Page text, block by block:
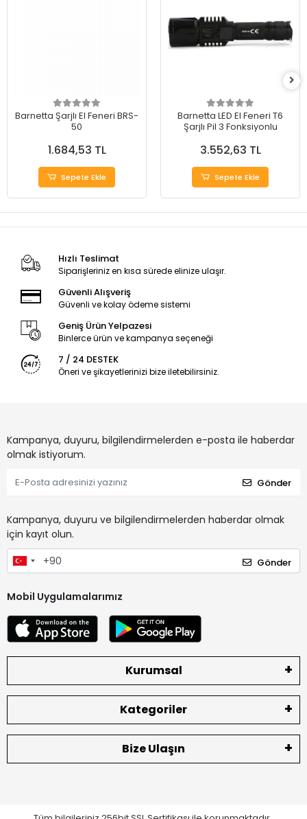
Barnetta Şarjlı El Feneri BRS-
50
1.684,53 TL
Sepete Ekle
Barnetta LED El Feneri T6
Şarjlı Pil 3 Fonksiyonlu
3.552,63 TL
Sepete Ekle
Hızlı Teslimat
Siparişleriniz en kısa sürede elinize ulaşır.
Güvenli Alışveriş
Güvenli ve kolay ödeme sistemi
Geniş Ürün Yelpazesi
Binlerce ürün ve kampanya seçeneği
7 / 24 DESTEK
Öneri ve şikayetlerinizi bize iletebilirsiniz.
Kampanya, duyuru, bilgilendirmelerden e-posta ile haberdar
olmak istiyorum.
Gönder
Kampanya, duyuru ve bilgilendirmelerden haberdar olmak
için kayıt olun.
Gönder
Mobil Uygulamalarımız
Kurumsal
Kategoriler
Bize Ulaşın